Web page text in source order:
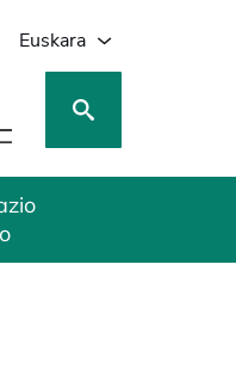
tab
a new tab
in a new tab
Euskara